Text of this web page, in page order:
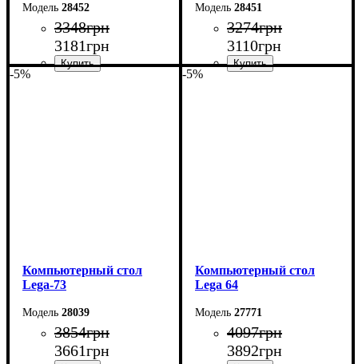
28452
3348грн
3181грн
28451
3274грн
3110грн
-5%
Компьютерный стол
Lega-73
28039
3854грн
3661грн
-5%
Компьютерный стол
Lega 64
27771
4097грн
3892грн